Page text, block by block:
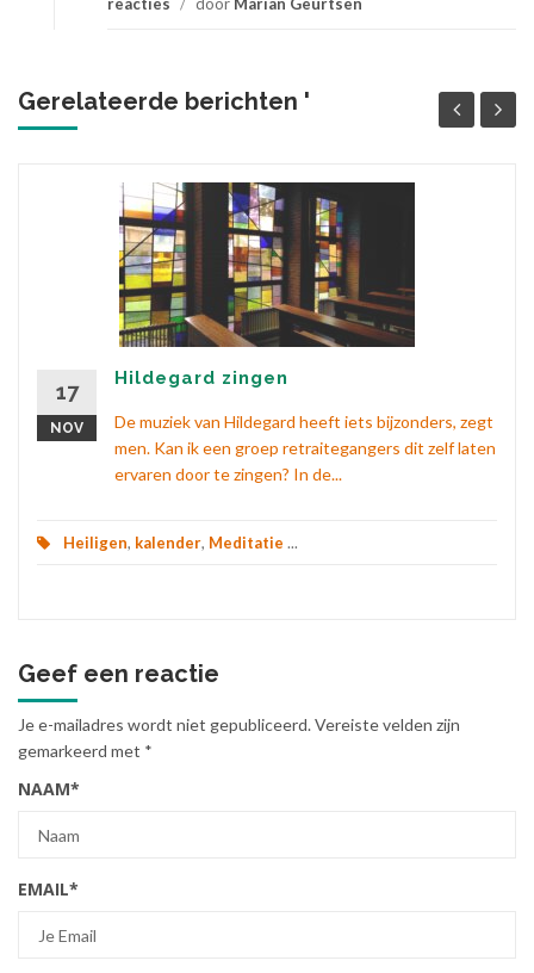
reacties / door Marian Geurtsen
Gerelateerde berichten '
17
NOV
Hildegard zingen
De muziek van Hildegard heeft iets bijzonders, zegt
men. Kan ik een groep retraitegangers dit zelf laten
ervaren door te zingen? In de...
Heiligen, kalender, Meditatie ...
Geef een reactie
Je e-mailadres wordt niet gepubliceerd.Vereiste velden zijn
gemarkeerd met *
NAAM*
EMAIL*